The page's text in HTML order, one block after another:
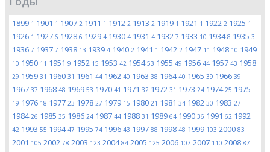
1899 1 1901 1 1907 2 1911 1 1912 2 1913 2 1919 1 1921 1 1922 2 1925 1
1926 1 1927 6 1928 6 1929 4 1930 4 1931 4 1932 7 1933 10 19348 1935 3
1936 7 1937 7 1938 13 1939 4 1940 2 1941 1 1942 2 1947 11 1948 10 1949
10 1950 11 1951 9 1952 15 1953 42 195453 1955 49 1956 44 1957 43 1958
29 1959 31 1960 31 1961 44 1962 40 1963 38 196440 1965 39 1966 39
1967 37 1968 48 1969 53 1970 41 1971 32 1972 31 1973 24 197425 1975
19 1976 18 1977 23 1978 27 1979 15 1980 21 1981 34 1982 30 1983 27
198426 1985 35 1986 24 1987 44 1988 31 1989 64 1990 36 1991 62 1992
42 1993 55 199447 1995 74 1996 43 1997 88 1998 48 1999 103 2000 83
2001 105 2002 78 2003 123 200484 2005 125 2006 107 2007 110 2008 87